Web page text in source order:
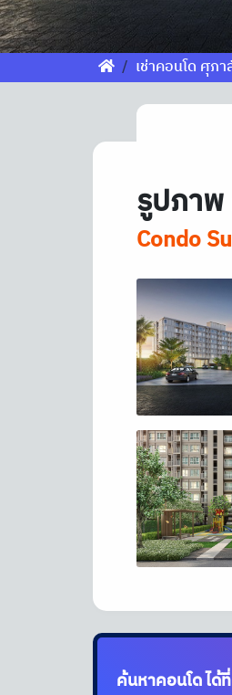
เช่าคอนโด ศุภ
รูปภา
Condo
ค้นหาคอนโดได้